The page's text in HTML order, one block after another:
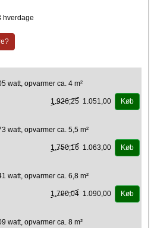
luftskrue og prop
flot esign. Brenner er kendt for
om panelradiatorer, der
i
afhentes hos os....
hverdage
watt, opvarmer ca. 4 m²
1.926,25 1.051,00 Køb
watt, opvarmer ca. 5,5 m²
1.750,16 1.063,00 Køb
watt, opvarmer ca. 6,8 m²
1.790,04 1.090,00 Køb
watt, opvarmer ca. 8 m²